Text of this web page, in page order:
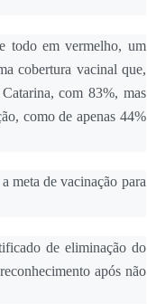
todo em vermelho, um
cobertura vacinal que,
com 83%, mas
como de apenas 44%
meta de vacinação para
de eliminação do
após não